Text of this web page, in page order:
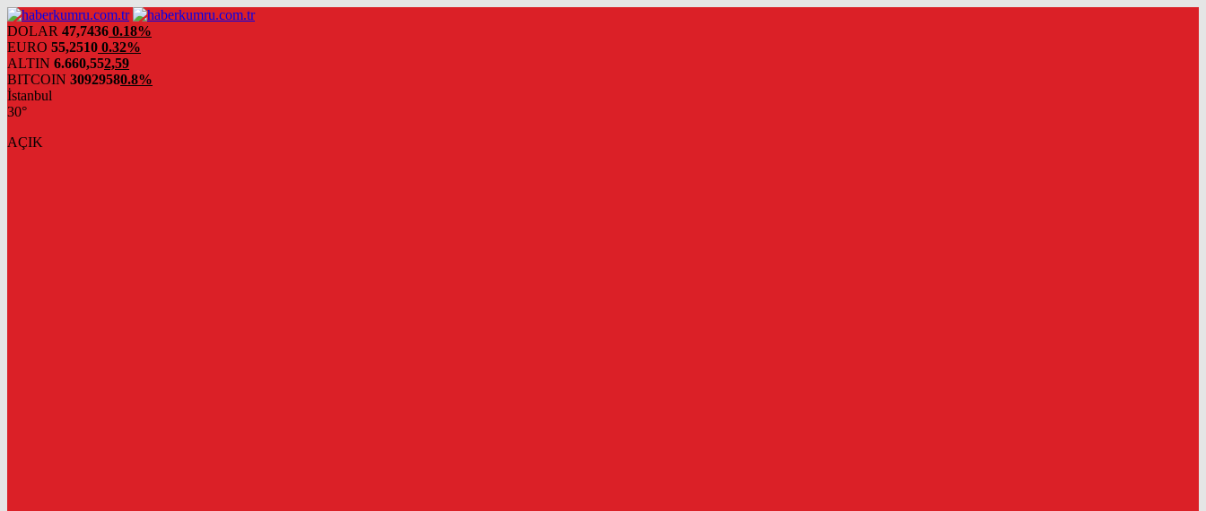
DOLAR 47,7436 0.18%
EURO 55,2510 0.32%
ALTIN 6.660,552,59
BITCOIN 30929580.8%
İstanbul
30°
AÇIK